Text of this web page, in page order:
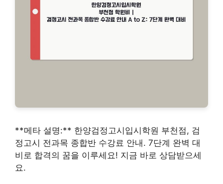
**메타 설명:** 한양검정고시입시학원 부천점, 검
정고시 전과목 종합반 수강료 안내. 7단계 완벽 대
비로 합격의 꿈을 이루세요! 지금 바로 상담받으세
요.